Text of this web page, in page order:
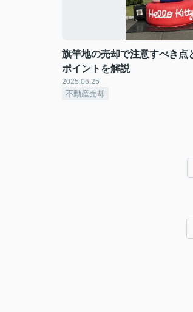
旗竿地の売却で注意すべき点
ポイントを解説
2025.06.25
不動産売却